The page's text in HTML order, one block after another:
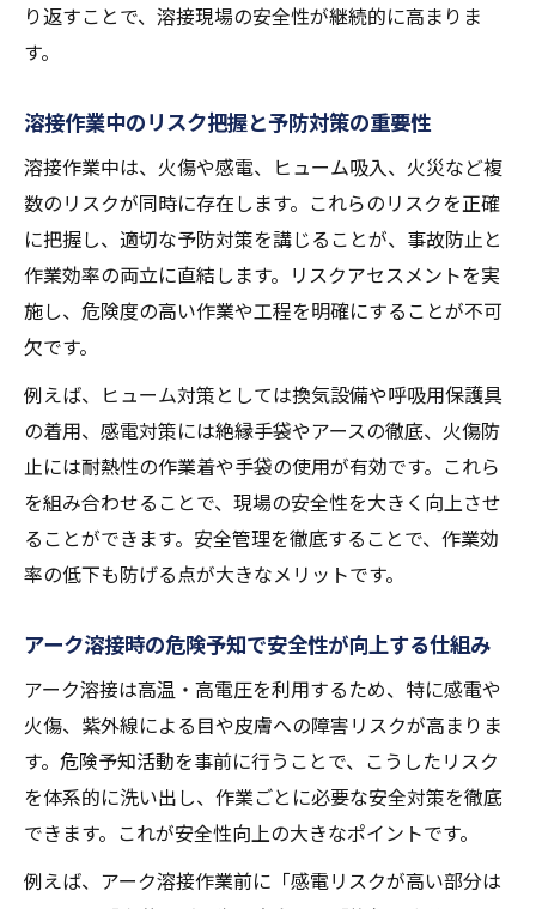
り返すことで、溶接現場の安全性が継続的に高まりま
す。
溶接作業中のリスク把握と予防対策の重要性
溶接作業中は、火傷や感電、ヒューム吸入、火災など複
数のリスクが同時に存在します。これらのリスクを正確
に把握し、適切な予防対策を講じることが、事故防止と
作業効率の両立に直結します。リスクアセスメントを実
施し、危険度の高い作業や工程を明確にすることが不可
欠です。
例えば、ヒューム対策としては換気設備や呼吸用保護具
の着用、感電対策には絶縁手袋やアースの徹底、火傷防
止には耐熱性の作業着や手袋の使用が有効です。これら
を組み合わせることで、現場の安全性を大きく向上させ
ることができます。安全管理を徹底することで、作業効
率の低下も防げる点が大きなメリットです。
アーク溶接時の危険予知で安全性が向上する仕組み
アーク溶接は高温・高電圧を利用するため、特に感電や
火傷、紫外線による目や皮膚への障害リスクが高まりま
す。危険予知活動を事前に行うことで、こうしたリスク
を体系的に洗い出し、作業ごとに必要な安全対策を徹底
できます。これが安全性向上の大きなポイントです。
例えば、アーク溶接作業前に「感電リスクが高い部分は